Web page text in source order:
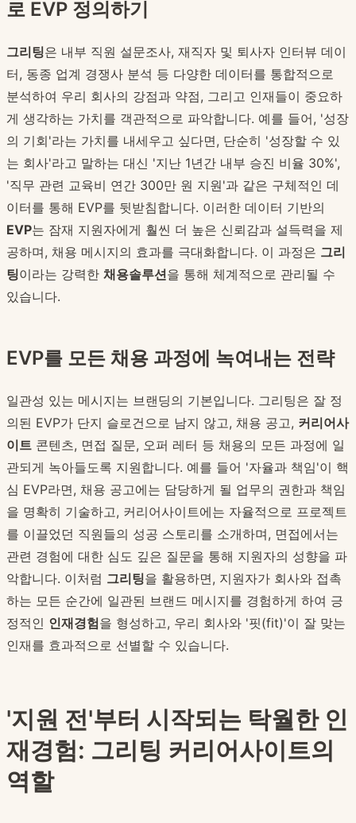
로 EVP 정의하기
그리팅은 내부 직원 설문조사, 재직자 및 퇴사자 인터뷰 데이
터, 동종 업계 경쟁사 분석 등 다양한 데이터를 통합적으로
분석하여 우리 회사의 강점과 약점, 그리고 인재들이 중요하
게 생각하는 가치를 객관적으로 파악합니다. 예를 들어, '성장
의 기회'라는 가치를 내세우고 싶다면, 단순히 '성장할 수 있
는 회사'라고 말하는 대신 '지난 1년간 내부 승진 비율 30%',
'직무 관련 교육비 연간 300만 원 지원'과 같은 구체적인 데
이터를 통해 EVP를 뒷받침합니다. 이러한 데이터 기반의
EVP는 잠재 지원자에게 훨씬 더 높은 신뢰감과 설득력을 제
공하며, 채용 메시지의 효과를 극대화합니다. 이 과정은 그리
팅이라는 강력한 채용솔루션을 통해 체계적으로 관리될 수
있습니다.
EVP를 모든 채용 과정에 녹여내는 전략
일관성 있는 메시지는 브랜딩의 기본입니다. 그리팅은 잘 정
의된 EVP가 단지 슬로건으로 남지 않고, 채용 공고, 커리어사
이트 콘텐츠, 면접 질문, 오퍼 레터 등 채용의 모든 과정에 일
관되게 녹아들도록 지원합니다. 예를 들어 '자율과 책임'이 핵
심 EVP라면, 채용 공고에는 담당하게 될 업무의 권한과 책임
을 명확히 기술하고, 커리어사이트에는 자율적으로 프로젝트
를 이끌었던 직원들의 성공 스토리를 소개하며, 면접에서는
관련 경험에 대한 심도 깊은 질문을 통해 지원자의 성향을 파
악합니다. 이처럼 그리팅을 활용하면, 지원자가 회사와 접촉
하는 모든 순간에 일관된 브랜드 메시지를 경험하게 하여 긍
정적인 인재경험을 형성하고, 우리 회사와 '핏(fit)'이 잘 맞는
인재를 효과적으로 선별할 수 있습니다.
'지원 전'부터 시작되는 탁월한 인
재경험: 그리팅 커리어사이트의
역할